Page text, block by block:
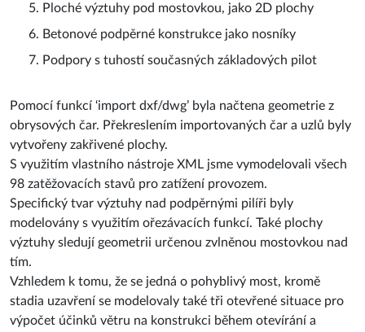
Ploché výztuhy pod mostovkou, jako 2D plochy
Betonové podpěrné konstrukce jako nosníky
Podpory s tuhostí současných základových pilot
Pomocí funkcí ‘import dxf/dwg’ byla načtena geometrie z
obrysových čar. Překreslením importovaných čar a uzlů byly
vytvořeny zakřivené plochy.
S využitím vlastního nástroje XML jsme vymodelovali všech
98 zatěžovacích stavů pro zatížení provozem.
Specifický tvar výztuhy nad podpěrnými pilíři byly
modelovány s využitím ořezávacích funkcí. Také plochy
výztuhy sledují geometrii určenou zvlněnou mostovkou nad
tím.
Vzhledem k tomu, že se jedná o pohyblivý most, kromě
stadia uzavření se modelovaly také tři otevřené situace pro
výpočet účinků větru na konstrukci během otevírání a